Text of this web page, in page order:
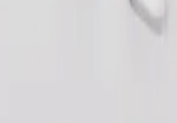
для зберігання речей